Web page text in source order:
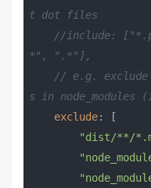
t dot files
//include:
*", ".*"],
// e.g. exclude
s in
exclude: [
"dist/**/